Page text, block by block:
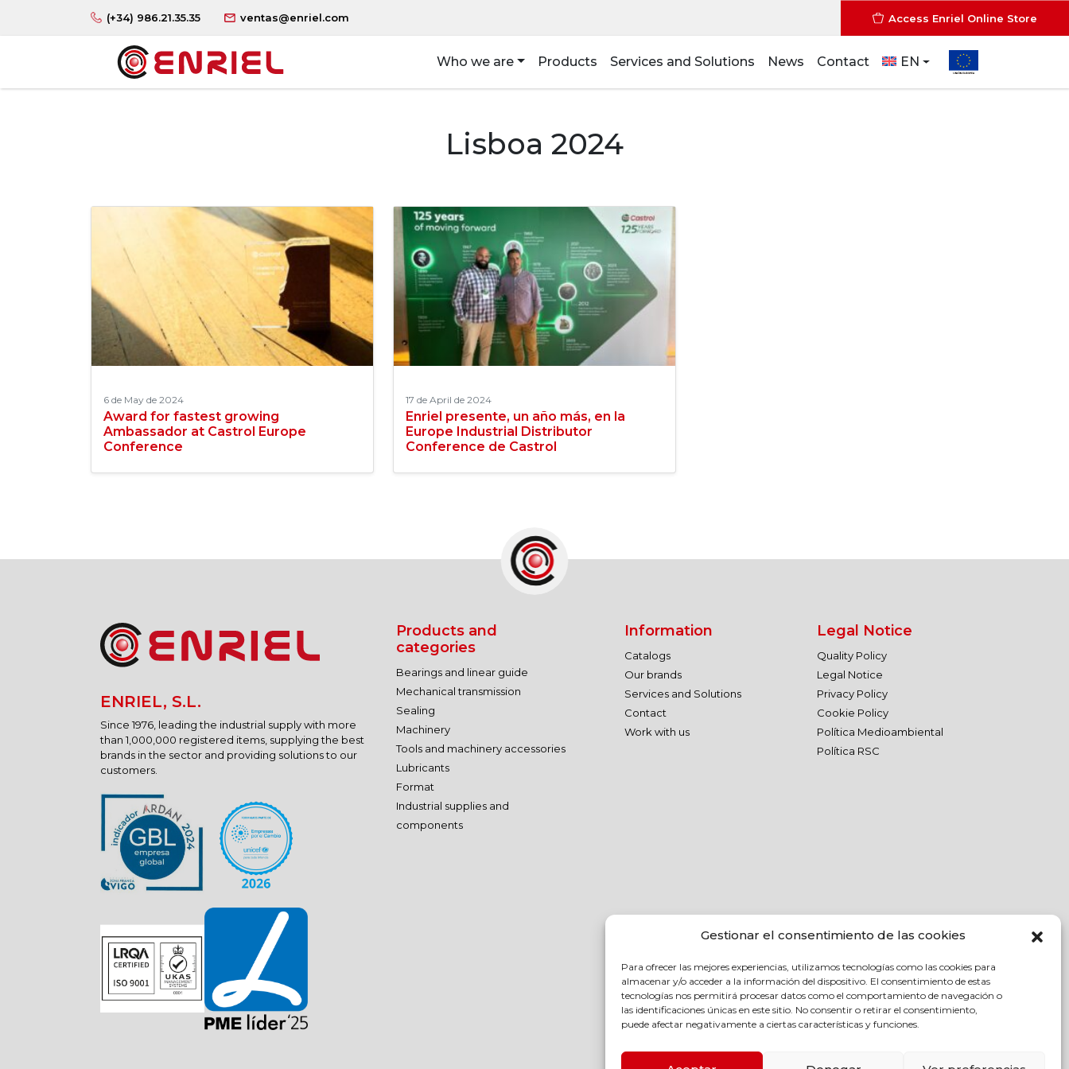
Gestionar el consentimiento de las cookies
Para ofrecer las mejores experiencias, utilizamos tecnologías como las cookies para
almacenar y/o acceder a la información del dispositivo. El consentimiento de estas
tecnologías nos permitirá procesar datos como el comportamiento de navegación o
las identificaciones únicas en este sitio. No consentir o retirar el consentimiento,
puede afectar negativamente a ciertas características y funciones.
(+34) 986.21.35.35 ventas@enriel.com Access Enriel Online Store
Who we are Products Services and Solutions News Contact EN
Lisboa 2024
6 de May de 2024
Award for fastest growing
Ambassador at Castrol Europe
Conference
17 de April de 2024
Enriel presente, un año más, en la
Europe Industrial Distributor
Conference de Castrol
ENRIEL, S.L.
Since 1976, leading the industrial supply with more
than 1,000,000 registered items, supplying the best
brands in the sector and providing solutions to our
customers.
Products and
categories
Bearings and linear guide
Mechanical transmission
Sealing
Machinery
Tools and machinery accessories
Lubricants
Format
Industrial supplies and
components
Information
Catalogs
Our brands
Services and Solutions
Contact
Work with us
Legal Notice
Quality Policy
Legal Notice
Privacy Policy
Cookie Policy
Política Medioambiental
Política RSC